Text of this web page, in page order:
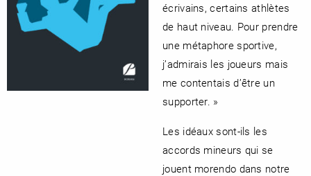
écrivains, certains athlètes
de haut niveau. Pour prendre
une métaphore sportive,
j’admirais les joueurs mais
me contentais d’être un
supporter. »
Les idéaux sont-ils les
accords mineurs qui se
jouent morendo dans notre